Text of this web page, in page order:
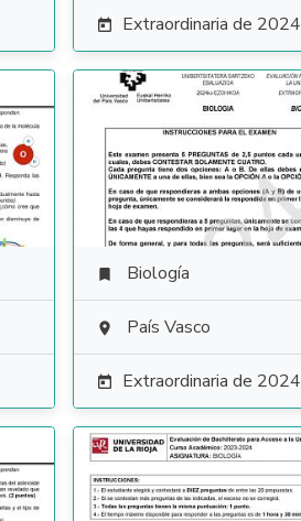
 Extraordinaria de 2024
 Biología
 País Vasco
 Extraordinaria de 2024